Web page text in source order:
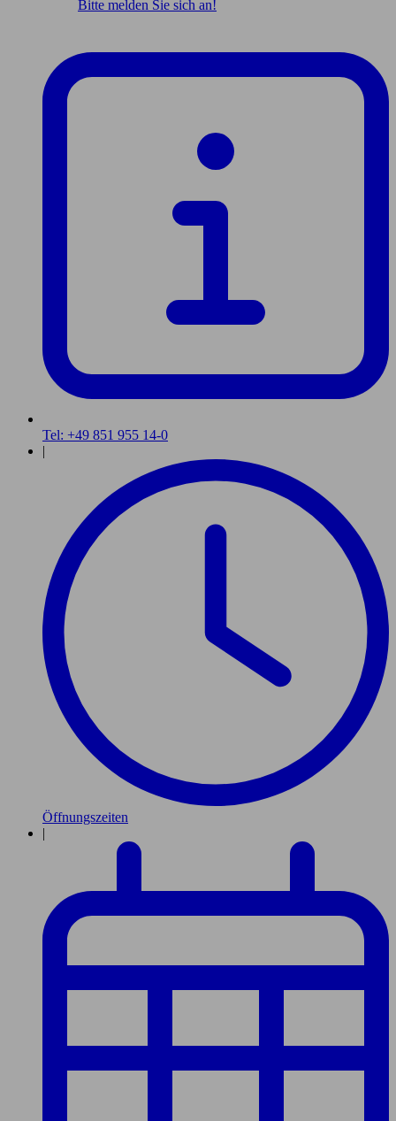
Bitte melden Sie sich an!
Tel: +49 851 955 14-0
|
Öffnungszeiten
|